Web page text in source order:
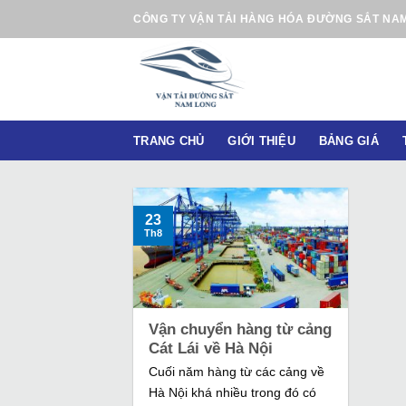
n
CÔNG TY VẬN TẢI HÀNG HÓA ĐƯỜNG SẮT
TRANG CHỦ GIỚI THIỆU BẢNG GIÁ
Vận chuyển hàng từ cảng
Cát Lái về Hà Nội
Cuối năm hàng từ các cảng về
Hà Nội khá nhiều trong đó có
23
Th8